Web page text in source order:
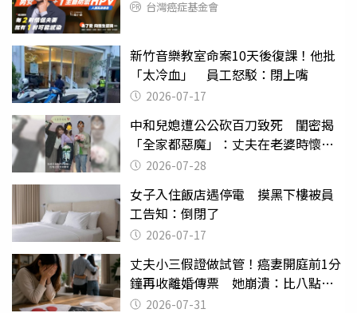
台灣癌症基金會
新竹音樂教室命案10天後復課！他批
「太冷血」 員工怒駁：閉上嘴
2026-07-17
中和兒媳遭公公砍百刀致死 閨密揭
「全家都惡魔」：丈夫在老婆時懷孕
摔東西
2026-07-28
女子入住飯店遇停電 摸黑下樓被員
工告知：倒閉了
2026-07-17
丈夫小三假證做試管！癌妻開庭前1分
鐘再收離婚傳票 她崩潰：比八點檔
還扯2026-07-31